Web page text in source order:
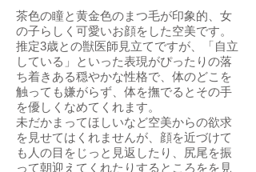
茶色の瞳と黄金色のまつ毛が印象的、女
の子らしく可愛いお顔をした空美です。
推定3歳との獣医師見立てですが、「自立
している」といった表現がぴったりの落
ち着きある穏やかな性格で、体のどこを
触っても嫌がらず、体を撫でるとその手
を優しくなめてくれます。
未だかまってほしいなど空美からの欲求
を見せてはくれませんが、顔を近づけて
も人の目をじっと見返したり、尻尾を振
って朝迎えてくれたりするところをを見